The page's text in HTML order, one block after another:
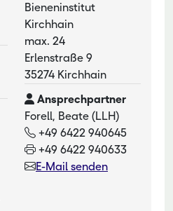
Bieneninstitut
Kirchhain
max. 24
Erlenstraße 9
35274 Kirchhain
Ansprechpartner
Forell, Beate (LLH)
+49 6422 940645
+49 6422 940633
E-Mail senden